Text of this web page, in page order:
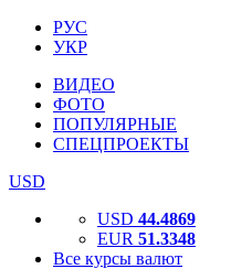
РУС
УКР
ВИДЕО
ФОТО
ПОПУЛЯРНЫЕ
СПЕЦПРОЕКТЫ
USD
USD 44.4869
EUR 51.3348
Все курсы валют